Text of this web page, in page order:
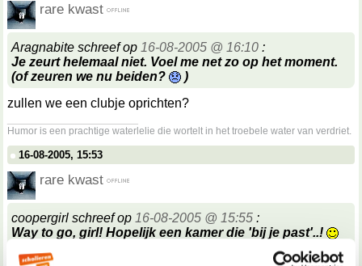
rare kwast
Aragnabite schreef op 16-08-2005 @ 16:10 :
Je zeurt helemaal niet. Voel me net zo op het moment.
(of zeuren we nu beiden?
)
zullen we een clubje oprichten?
Humor is een prachtige waterlelie die wortelt in het troebele water van verdriet.
16-08-2005, 15:53
rare kwast
coopergirl schreef op 16-08-2005 @ 15:55 :
Way to go, girl! Hopelijk een kamer die 'bij je past'..!